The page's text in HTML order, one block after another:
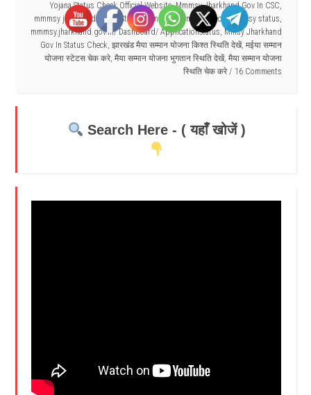
Yojana Status Check Official Website,Mmmsy Jharkhand Gov In CSC,
mmmsy jharkhand gov in Status,mmmsy payment Check ,mmmsy status,
mmmsy.jharkhand.gov.in/ Dashboard/ ApplicationStatus, Mmsy Jharkhand
Gov In Status Check, झारखंड मैया सम्मान योजना किश्त स्थिति देखें, मईया सम्मान
योजना स्टेटस चेक करे, मैया सम्मान योजना भुगतान स्थिति देखें, मैया सम्मान योजना
स्थिति चेक करे
16 Comments
Search Here - ( यहाँ खोजें )